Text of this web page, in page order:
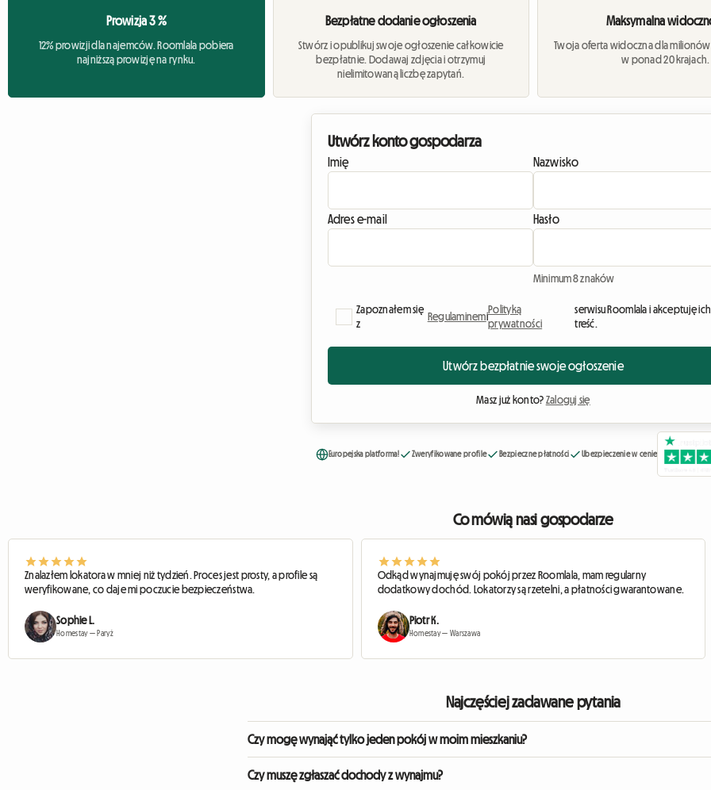
Prowizja 3 %
12% prowizji dla najemców. Roomlala pobiera
najniższą prowizję na rynku.
Bezpłatne dodanie ogłoszenia
Stwórz i opublikuj swoje ogłoszenie całkowicie
bezpłatnie. Dodawaj zdjęcia i otrzymuj
nielimitowaną liczbę zapytań.
Maksymalna
Twoja oferta widoczna dla
w ponad 20 krajach.
Utwórz konto gospodarza
Imię Nazwisko
Adres e-mail Hasło
Minimum 8 znaków
Zapoznałem się
z
Regulaminemi
Polityką
prywatności
serwisu Roomlala i akceptuję ich
treść.
Utwórz bezpłatnie swoje ogłoszenie
Masz już konto? Zaloguj się
Europejska platforma! Zweryfikowane profile Bezpieczne płatności Ubezpieczenie w cenie
Co mówią nasi gospodarze
Znalazłem lokatora w mniej niż tydzień. Proces jest prosty, a profile są
weryfikowane, co daje mi poczucie bezpieczeństwa.
Sophie L.
Homestay — Paryż
Odkąd wynajmuję swój pokój przez Roomlala, mam regularny
dodatkowy dochód. Lokatorzy są rzetelni, a płatności gwarantowane.
Piotr K.
Homestay — Warszawa
Najczęściej zadawane pytania
Czy mogę wynająć tylko jeden pokój w moim mieszkaniu?
Czy muszę zgłaszać dochody z wynajmu?